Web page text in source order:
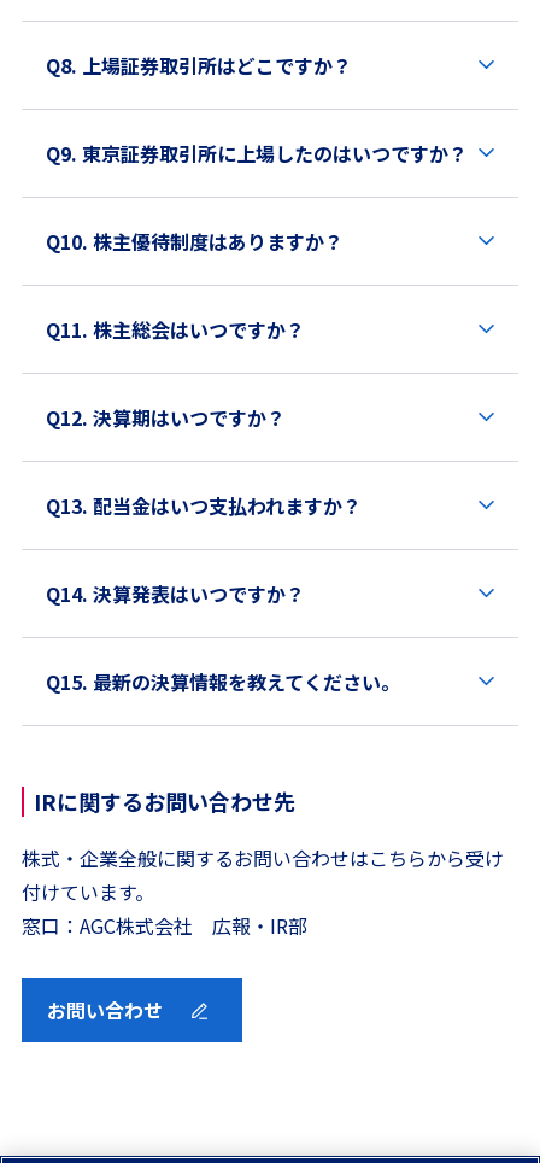
Q8. 上場証券取引所はどこですか？
Q9. 東京証券取引所に上場したのはいつですか？
Q10. 株主優待制度はありますか？
Q11. 株主総会はいつですか？
Q12. 決算期はいつですか？
Q13. 配当金はいつ支払われますか？
Q14. 決算発表はいつですか？
Q15. 最新の決算情報を教えてください。
IRに関するお問い合わせ先
株式・企業全般に関するお問い合わせはこちらから受け
付けています。
窓口：AGC株式会社 広報・IR部
お問い合わせ